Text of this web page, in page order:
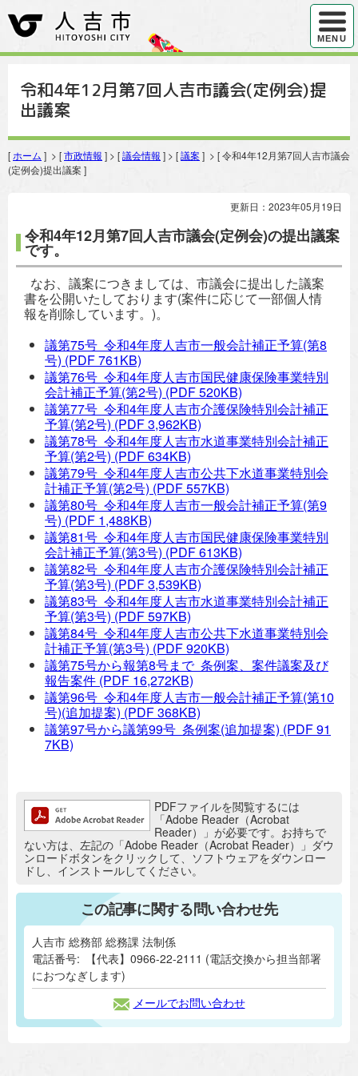
ハンバ
MENU
令和4年12月第7回人吉市議会(定例会)提
出議案
[ ホーム ] > [市政情報 ] > [議会情報 ] > [議案 ] > [ 令和4年12月第7回人吉市議会
(定例会)提出議案 ]
更新日：2023年05月19日
令和4年12月第7回人吉市議会(定例会)の提出議案
です。
なお、議案につきましては、市議会に提出した議案
書を公開いたしております(案件に応じて一部個人情
報を削除しています。)。
議第75号 令和4年度人吉市一般会計補正予算(第8
号) (PDF 761KB)
議第76号 令和4年度人吉市国民健康保険事業特別
会計補正予算(第2号) (PDF 520KB)
議第77号 令和4年度人吉市介護保険特別会計補正
予算(第2号) (PDF 3,962KB)
議第78号 令和4年度人吉市水道事業特別会計補正
予算(第2号) (PDF 634KB)
議第79号 令和4年度人吉市公共下水道事業特別会
計補正予算(第2号) (PDF 557KB)
議第80号 令和4年度人吉市一般会計補正予算(第9
号) (PDF 1,488KB)
議第81号 令和4年度人吉市国民健康保険事業特別
会計補正予算(第3号) (PDF 613KB)
議第82号 令和4年度人吉市介護保険特別会計補正
予算(第3号) (PDF 3,539KB)
議第83号 令和4年度人吉市水道事業特別会計補正
予算(第3号) (PDF 597KB)
議第84号 令和4年度人吉市公共下水道事業特別会
計補正予算(第3号) (PDF 920KB)
議第75号から報第8号まで 条例案、案件議案及び
報告案件 (PDF 16,272KB)
議第96号 令和4年度人吉市一般会計補正予算(第10
号)(追加提案) (PDF 368KB)
議第97号から議第99号 条例案(追加提案) (PDF 91
7KB)
追加情報：PDFファイルPDFファイルを閲覧するには
「Adobe Reader（Acrobat
Reader）」が必要です。お持ちで
ない方は、左記の「Adobe Reader（Acrobat Reader）」ダウ
ンロードボタンをクリックして、ソフトウェアをダウンロー
ドし、インストールしてください。
この記事に関する問い合わせ先
人吉市 総務部 総務課 法制係
電話番号:
【代表】0966-22-2111 (電話交換から担当部署
におつなぎします)
メールでお問い合わせ